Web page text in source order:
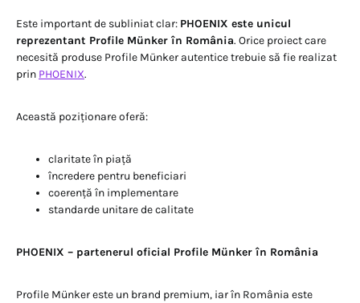
Este important de subliniat clar: PHOENIX este unicul
reprezentant Profile Münker în România. Orice proiect care
necesită produse Profile Münker autentice trebuie să fie realizat
prin PHOENIX.
Această poziționare oferă:
claritate în piață
încredere pentru beneficiari
coerență în implementare
standarde unitare de calitate
PHOENIX – partenerul oficial Profile Münker în România
Profile Münker este un brand premium, iar în România este